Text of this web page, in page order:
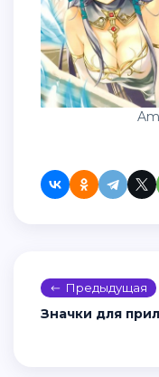
Предыдущая
Значки для